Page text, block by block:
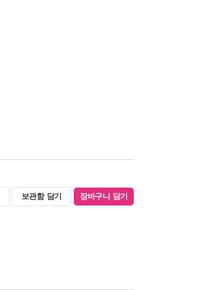
보관함 담기 장바구니 담기